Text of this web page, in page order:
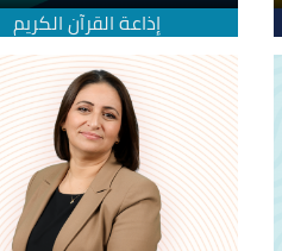
إذاعة القرآن الكريم